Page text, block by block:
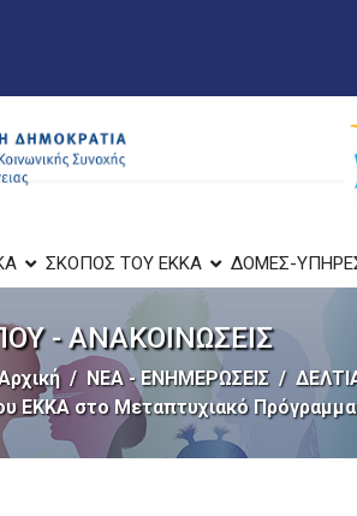
ΣΚΟΠΟΣ ΤΟΥ ΕΚΚΑ ΔΟΜΕΣ-
- ΑΝΑΚΟΙΝΩΣΕΙΣ
ΝΕΑ - ΕΝΗΜΕΡΩΣΕΙΣ
ΕΚΚΑ στο Μεταπτυχιακό